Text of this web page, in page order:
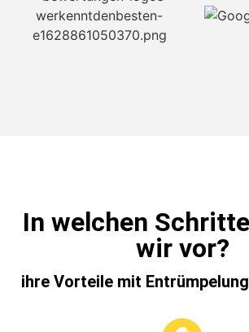
In welchen
wir vor?
ihre Vorteile mit